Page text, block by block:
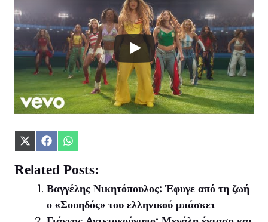
Share
X
(Twitter)
Share
Facebook
Share
WhatsApp
Related Posts:
Βαγγέλης Νικητόπουλος: Έφυγε από τη ζωή
ο «Σουηδός» του ελληνικού μπάσκετ